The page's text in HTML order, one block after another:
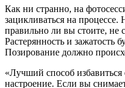
Как ни странно, на
зацикливаться на процессе.
правильно ли вы стоите, не
Растерянность и зажатость
Позирование должно
«Лучший способ
настроение. Если вы